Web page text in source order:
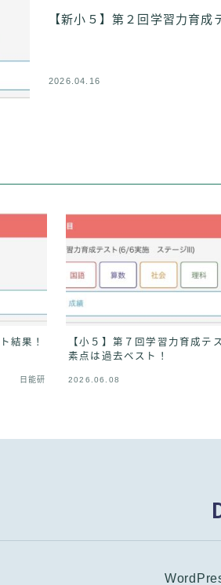
【新小５】第２回学習力育成
2026.04.16
結果！
日能研
【小５】第７回学習力育成テ
素点は過去ベスト！
2026.06.08